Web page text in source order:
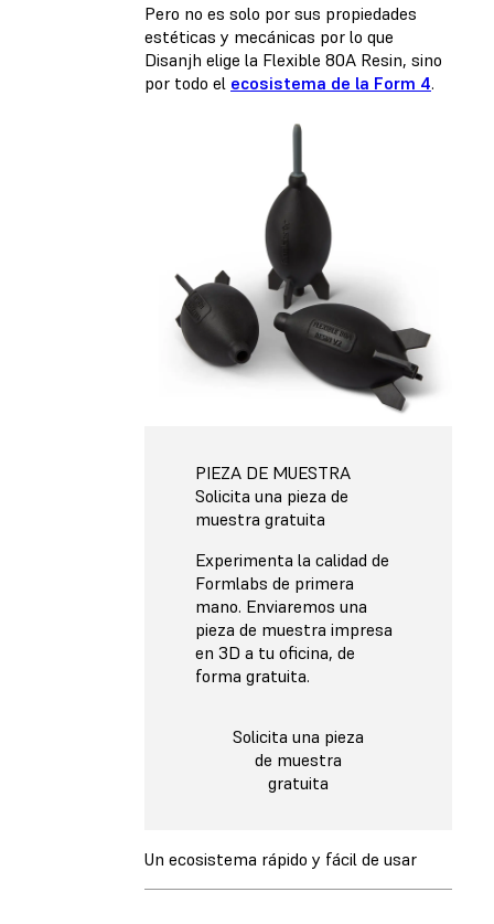
Pero no es solo por sus propiedades
estéticas y mecánicas por lo que
Disanjh elige la Flexible 80A Resin, sino
por todo el ecosistema de la Form 4.
PIEZA DE MUESTRA
Solicita una pieza de
muestra gratuita
Experimenta la calidad de
Formlabs de primera
mano. Enviaremos una
pieza de muestra impresa
en 3D a tu oficina, de
forma gratuita.
Solicita una pieza
de muestra
gratuita
Un ecosistema rápido y fácil de usar